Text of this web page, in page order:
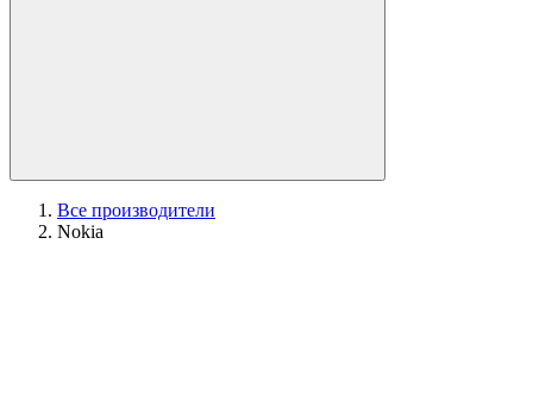
Все производители
Nokia